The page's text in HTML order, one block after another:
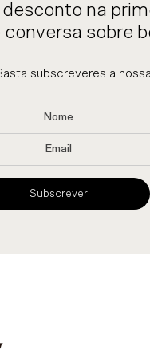
desconto na
sobre
subscreveres a
Subscrever